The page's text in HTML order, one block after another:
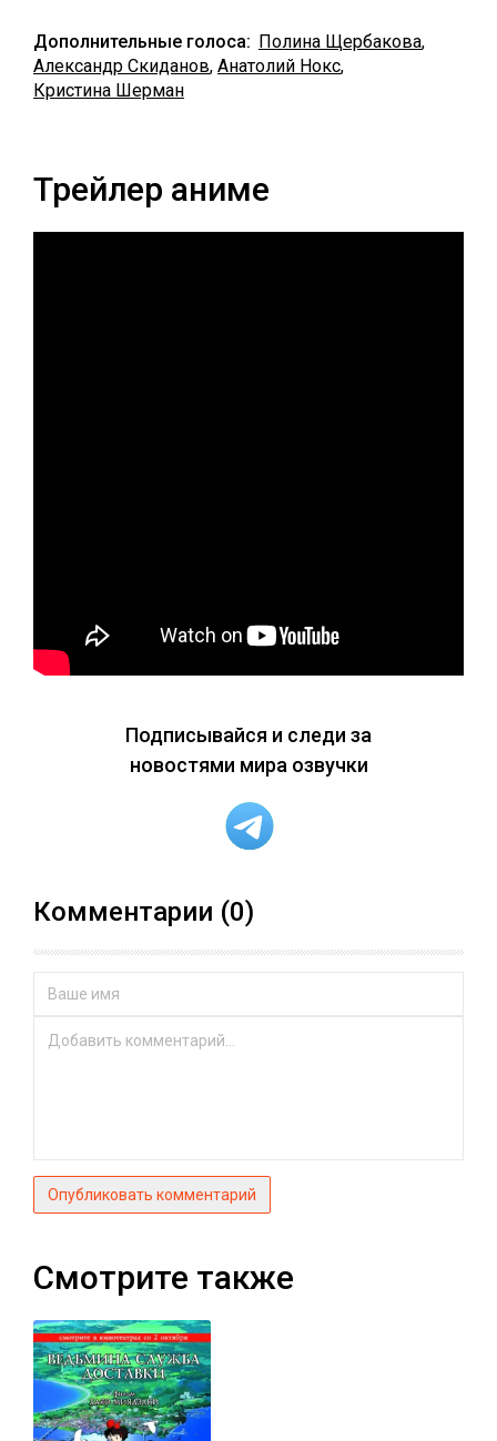
Дополнительные голоса: Полина Щербакова,
Александр Скиданов, Анатолий Нокс,
Кристина Шерман
Трейлер аниме
Подписывайся и следи за
новостями мира озвучки
Комментарии (0)
Опубликовать комментарий
Смотрите также